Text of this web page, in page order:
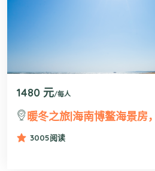
1480 元/每人
暖冬之旅|海南博鳌海景房
3005阅读